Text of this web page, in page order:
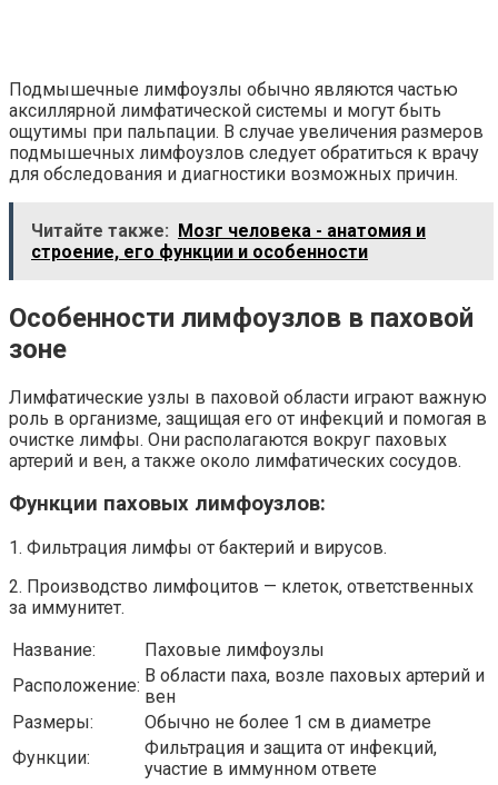
Подмышечные лимфоузлы обычно являются частью
аксиллярной лимфатической системы и могут быть
ощутимы при пальпации. В случае увеличения размеров
подмышечных лимфоузлов следует обратиться к врачу
для обследования и диагностики возможных причин.
Читайте также: Мозг человека - анатомия и
строение, его функции и особенности
Особенности лимфоузлов в паховой
зоне
Лимфатические узлы в паховой области играют важную
роль в организме, защищая его от инфекций и помогая в
очистке лимфы. Они располагаются вокруг паховых
артерий и вен, а также около лимфатических сосудов.
Функции паховых лимфоузлов:
1. Фильтрация лимфы от бактерий и вирусов.
2. Производство лимфоцитов — клеток, ответственных
за иммунитет.
Название:
Паховые лимфоузлы
Расположение: В области паха, возле паховых артерий и
вен
Размеры:
Обычно не более 1 см в диаметре
Функции:
Фильтрация и защита от инфекций,
участие в иммунном ответе